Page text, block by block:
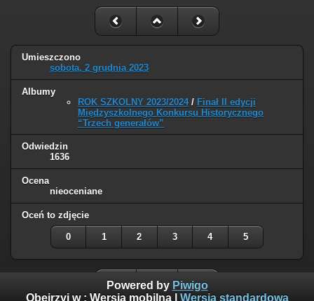
Umieszczono
sobota, 2 grudnia 2023
Albumy
ROK SZKOLNY 2023/2024/ Finał II edycji
Międzyszkolnego Konkursu Historycznego
“Trzech generałów”
Odwiedzin
1636
Ocena
nieoceniane
Oceń to zdjęcie
0 1 2 3 4 5
Powered by Piwigo
Obejrzyj w : Wersja mobilna| Wersja standardowa